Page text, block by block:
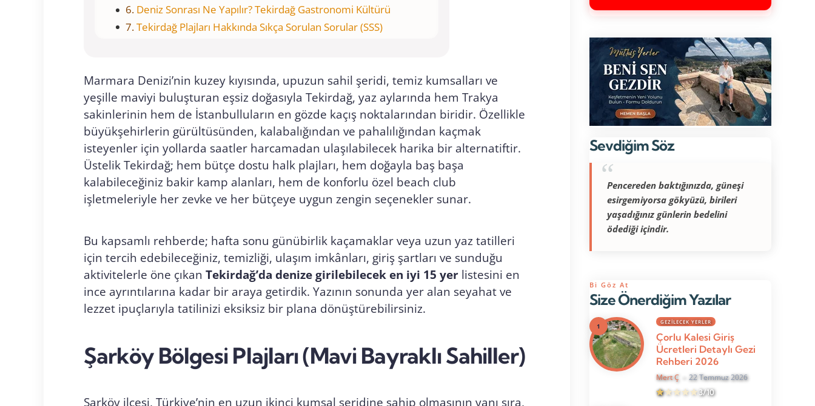
Deniz Sonrası Ne Yapılır? Tekirdağ Gastronomi Kültürü
Tekirdağ Plajları Hakkında Sıkça Sorulan Sorular (SSS)
Marmara Denizi’nin kuzey kıyısında, upuzun sahil şeridi, temiz kumsalları ve
yeşille maviyi buluşturan eşsiz doğasıyla Tekirdağ, yaz aylarında hem Trakya
sakinlerinin hem de İstanbulluların en gözde kaçış noktalarından biridir. Özellikle
büyükşehirlerin gürültüsünden, kalabalığından ve pahalılığından kaçmak
isteyenler için yollarda saatler harcamadan ulaşılabilecek harika bir alternatiftir.
Üstelik Tekirdağ; hem bütçe dostu halk plajları, hem doğayla baş başa
kalabileceğiniz bakir kamp alanları, hem de konforlu özel beach club
işletmeleriyle her zevke ve her bütçeye uygun zengin seçenekler sunar.
Bu kapsamlı rehberde; hafta sonu günübirlik kaçamaklar veya uzun yaz tatilleri
için tercih edebileceğiniz, temizliği, ulaşım imkânları, giriş şartları ve sunduğu
aktivitelerle öne çıkan Tekirdağ’da denize girilebilecek en iyi 15 yer listesini en
ince ayrıntılarına kadar bir araya getirdik. Yazının sonunda yer alan seyahat ve
lezzet ipuçlarıyla tatilinizi eksiksiz bir plana dönüştürebilirsiniz.
Şarköy Bölgesi Plajları (Mavi Bayraklı Sahiller)
Şarköy ilçesi, Türkiye’nin en uzun ikinci kumsal şeridine sahip olmasının yanı sıra,
Sevdiğim Söz
Pencereden baktığınızda, güneşi
esirgemiyorsa gökyüzü, birileri
yaşadığınız günlerin bedelini
ödediği içindir.
Size Önerdiğim Yazılar
Bi Göz At
GEZILECEK YERLER
Çorlu Kalesi Giriş
Ücretleri Detaylı Gezi
Rehberi 2026
Mert Ç 22 Temmuz 2026
3/10